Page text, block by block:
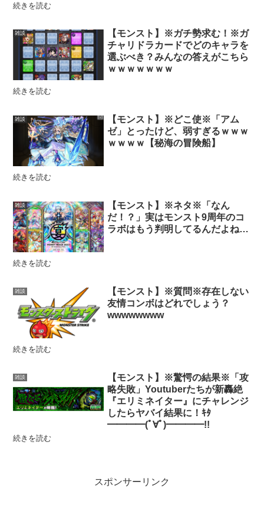
続きを読む
雑談
【モンスト】※ガチ勢求む！※ガ
チャリドラカードでどのキャラを
選ぶべき？みんなの答えがこちら
ｗｗｗｗｗｗｗ
続きを読む
雑談
【モンスト】※どこ使※「アム
ゼ」とったけど、弱すぎるｗｗｗ
ｗｗｗｗ【秘海の冒険船】
続きを読む
雑談
【モンスト】※ネタ※「なん
だ！？」実はモンスト9周年のコ
ラボはもう判明してるんだよね…
続きを読む
雑談
【モンスト】※質問※存在しない
友情コンボはどれでしょう？
wwwwwwww
続きを読む
雑談
【モンスト】※驚愕の結果※「攻
略失敗」Youtuberたちが新轟絶
『エリミネイター』にチャレンジ
したらヤバイ結果に！ｷﾀ
━━━━(ﾟ∀ﾟ)━━━━!!
続きを読む
スポンサーリンク